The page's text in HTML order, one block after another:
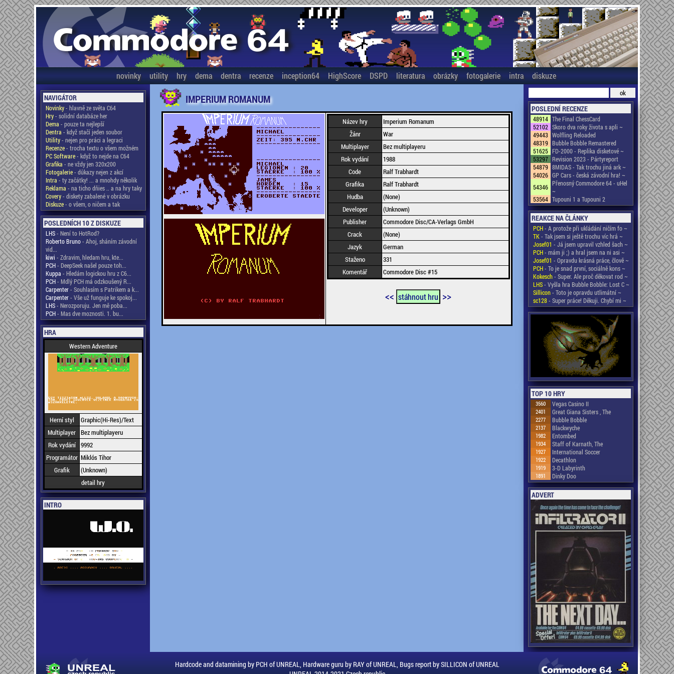
novinky utility hry dema dentra recenze inception64 HighScore DSPD literatura obrázky fotogalerie intra diskuze
NAVIGÁTOR
Novinky- hlavně ze světa C64
Hry- solidní databáze her
Dema - pouze ta nejlepší
Dentra - když stačí jeden soubor
Utility- nejen pro práci a legraci
Recenze- trocha textu o všem možném
PC Software- když to nejde na C64
Grafika - ne vždy jen 320x200
Fotogalerie- důkazy nejen z akcí
Intra - ty začátky! ... a mnohdy několik
Reklama - na ticho dňies .. a na hry taky
Covery- diskety zabalené v obrázku
Diskuze- o všem, o ničem a tak
POSLEDNÍCH 10 Z DISKUZE
LHS- Není to HotRod?
Roberto Bruno- Ahoj, sháním závodní
vid...
kiwi - Zdravim, hledam hru, kte...
PCH- DeepSeek našel pouze toh...
Kuppa - Hledám logickou hru z C6...
PCH- Mdlý PCH má odzkoušený R...
Carpenter- Souhlasím s Patrikem a k...
Carpenter- Vše už funguje ke spokoj...
LHS- Nerozporuju. Jen mě poba...
PCH- Mas dve moznosti. 1. bu...
HRA
Western Adventure
Herní styl
Graphic(Hi-Res)/Text
Multiplayer Bez multiplayeru
Rok vydání 9992
Programátor Miklós Tihor
Grafik
(Unknown)
detail hry
INTRO
IMPERIUM ROMANUM
Název hry
Imperium Romanum
Žánr
War
Multiplayer
Bez multiplayeru
Rok vydání
1988
Code
Ralf Trabhardt
Grafika
Ralf Trabhardt
Hudba
(None)
Developer
(Unknown)
Publisher
Commodore Disc/CA-Verlags GmbH
Crack
(None)
Jazyk
German
Staženo
331
Komentář
Commodore Disc #15
<< stáhnout hru >>
POSLEDNÍ RECENZE
48914 The Final ChessCard
52102 Skoro dva roky života s apli ~
49443 Wolfling Reloaded
48319 Bubble Bobble Remastered
51625 FD-2000 - Replika disketové ~
53297 Revision 2023 - Pártyreport
54879 8MIDAS - Tak trochu jiná ark ~
54026 GP Cars - česká závodní hra! ~
54346 Přenosný Commodore 64 - uHel
~
53564 Tupouni 1 a Tupouni 2
REAKCE NA ČLÁNKY
PCH- A protože při ukládání ničím fo ~
TK- Tak jsem si ještě trochu víc hrá ~
Josef01 - Já jsem upravil vzhled šach ~
PCH- mám ji ;) a hral jsem na ni asi ~
Josef01 - Opravdu krásná práce, člově ~
PCH- To je snad první, sociálně kons ~
Kokesch- Super. Ale proč děkovat rod ~
LHS- Vyšla hra Bubble Bobble: Lost C ~
Sillicon- Toto je opravdu utlimátní ~
sc128- Super práce! Děkuji. Chybí mi ~
TOP 10 HRY
3560 Vegas Casino II
2401 Great Giana Sisters , The
2277 Bubble Bobble
2137 Blackwyche
1982 Entombed
1934 Staff of Karnath, The
1927 International Soccer
1922 Decathlon
1919 3-D Labyrinth
1891 Dinky Doo
ADVERT
Hardcode and datamining by PCH of UNREAL, Hardware guru by RAY of UNREAL, Bugs report by SILLICON of UNREAL